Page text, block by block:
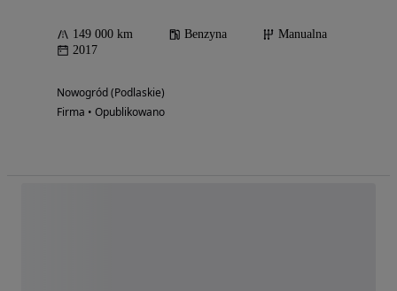
149 000 km Benzyna
Manualna
2017
Nowogród (Podlaskie)
Firma • Opublikowano